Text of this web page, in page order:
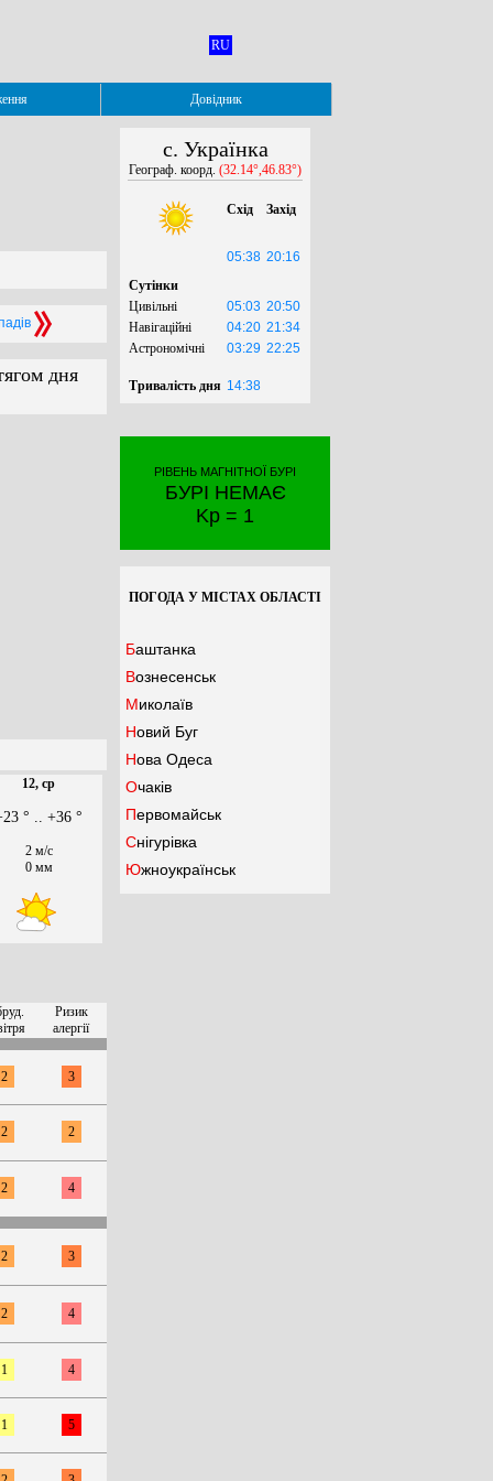
RU
Довідник
дня
12, ср
° .. +36 °
2 м/с
0 мм
Ризик
алергії
2 3
2 2
2 4
2 3
2 4
1 4
1 5
с. Українка
Географ. коорд. (32.14°,46.83°)
Схід Захід
05:38 20:16
Сутінки
Цивільні
05:03 20:50
Навігаційні
04:20 21:34
Астрономічні
03:29 22:25
Тривалість дня 14:38
РІВЕНЬ МАГНІТНОЇ БУРІ
БУРІ НЕМАЄ
Kp = 1
ПОГОДА У МІСТАХ ОБЛАСТІ
Баштанка
Вознесенськ
Миколаїв
Новий Буг
Нова Одеса
Очаків
Первомайськ
Снігурівка
Южноукраїнськ